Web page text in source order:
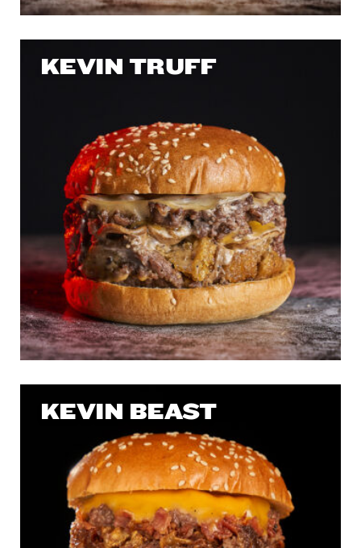
KEVIN TRUFF
KEVIN BEAST